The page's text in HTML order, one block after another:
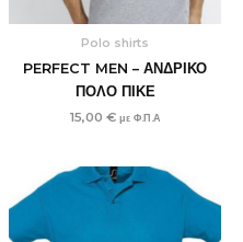
Polo shirts
PERFECT MEN – ΑΝΔΡΙΚΟ
ΠΟΛΟ ΠΙΚΕ
15,00 € με Φ.Π.Α